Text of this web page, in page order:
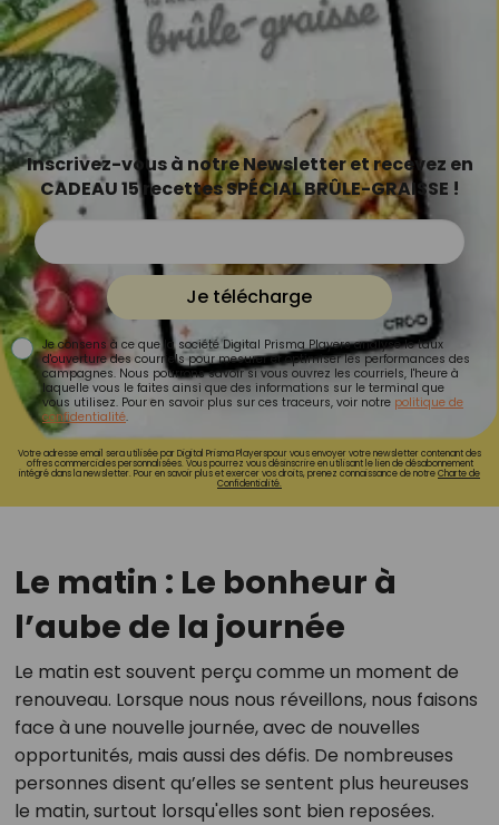
Inscrivez-vous à notre Newsletter et recevez en
CADEAU 15 recettes SPÉCIAL BRÛLE-GRAISSE !
Je télécharge
Je consens à ce que la société Digital Prisma Players analyse le taux
d'ouverture des courriels pour mesurer et optimiser les performances des
campagnes. Nous pourrons savoir si vous ouvrez les courriels, l'heure à
laquelle vous le faites ainsi que des informations sur le terminal que
vous utilisez. Pour en savoir plus sur ces traceurs, voir notre politique de
confidentialité.
Votre adresse email sera utilisée par Digital Prisma Playerspour vous envoyer votre newsletter contenant des
offres commerciales personnalisées. Vous pourrez vous désinscrire en utilisant le lien de désabonnement
intégré dans la newsletter. Pour en savoir plus et exercer vos droits, prenez connaissance de notreCharte de
Confidentialité.
Le matin : Le bonheur à
l’aube de la journée
Le matin est souvent perçu comme un moment de
renouveau. Lorsque nous nous réveillons, nous faisons
face à une nouvelle journée, avec de nouvelles
opportunités, mais aussi des défis. De nombreuses
personnes disent qu’elles se sentent plus heureuses
le matin, surtout lorsqu'elles sont bien reposées.